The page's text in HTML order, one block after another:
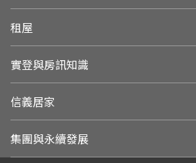
租屋
實登與房訊知識
信義居家
集團與永續發展